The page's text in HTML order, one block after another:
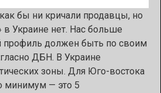
бы ни кричали продавцы, но
в Украине нет. Нас больше
профиль должен быть по своим
ДБН. В Украине
зоны. Для Юго-востока
минимум — это 5